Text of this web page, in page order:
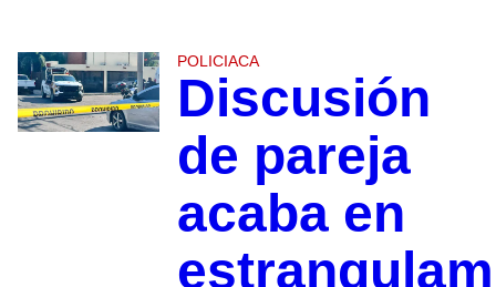
POLICIACA
Discusión
de pareja
acaba en